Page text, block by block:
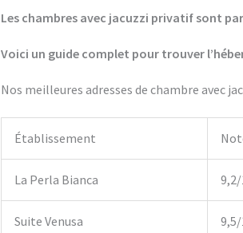
Les chambres avec jacuzzi privatif sont
Voici un guide complet pour trouver
Nos meilleures adresses de chambre avec
Établissement
La Perla Bianca
Suite Venusa